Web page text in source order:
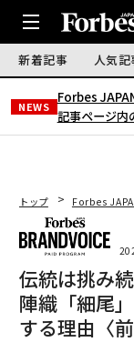
新着記事 人気記
NEWS
Forbes
記事ページ内
トップ Forbes
伝統は挑み
陣織「細尾
する理由〈前